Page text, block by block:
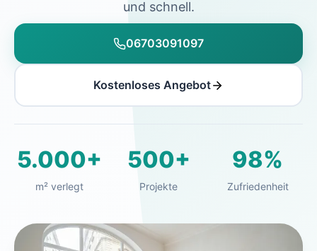
und schnell.
06703091097
Kostenloses Angebot
5.000+
m² verlegt
500+
Projekte
98%
Zufriedenheit